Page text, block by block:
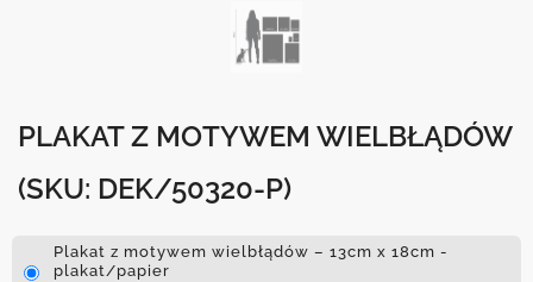
PLAKAT Z MOTYWEM WIELBŁĄDÓW
(SKU: DEK/50320-P)
Plakat z motywem wielbłądów – 13cm x 18cm -
plakat/papier